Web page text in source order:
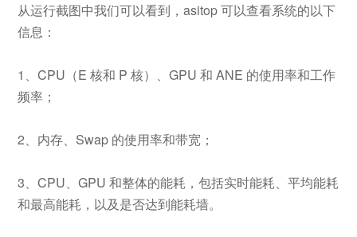
从运行截图中我们可以看到，asitop 可以查看系统的以下
信息：
1、CPU（E 核和 P 核）、GPU 和 ANE 的使用率和工作
频率；
2、内存、Swap 的使用率和带宽；
3、CPU、GPU 和整体的能耗，包括实时能耗、平均能耗
和最高能耗，以及是否达到能耗墙。